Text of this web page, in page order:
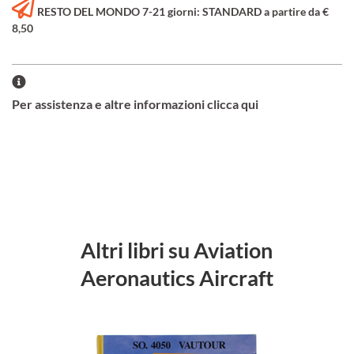
RESTO DEL MONDO 7-21 giorni: STANDARD a partire da €
8,50
Per assistenza e altre informazioni clicca qui
Altri libri su Aviation
Aeronautics Aircraft